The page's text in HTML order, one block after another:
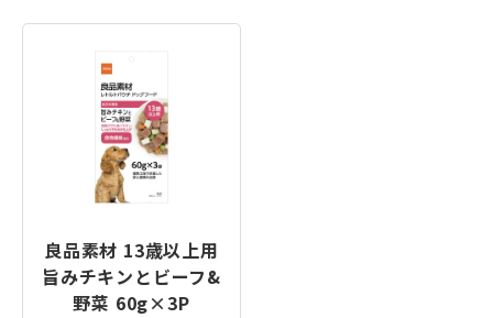
良品素材 13歳以上用
旨みチキンとビーフ&
野菜 60g×3P